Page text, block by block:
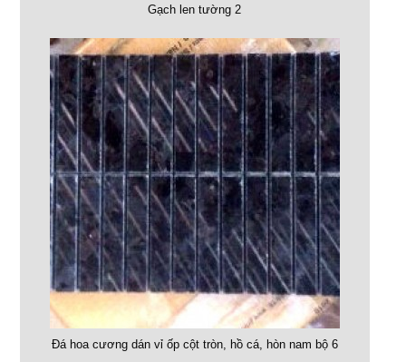
Gạch len tường 2
Đá hoa cương dán vỉ ốp cột tròn, hồ cá, hòn nam bộ 6